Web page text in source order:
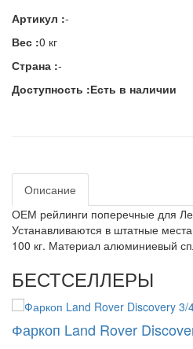
Артикул :-
Вес :0 кг
Страна :-
Доступность :Есть в наличии
Описание
ОЕМ рейлинги поперечные для
Устанавливаются в штатные
100 кг. Материал алюминиевый
БЕСТСЕЛЛЕРЫ
Фаркоп Land Rover